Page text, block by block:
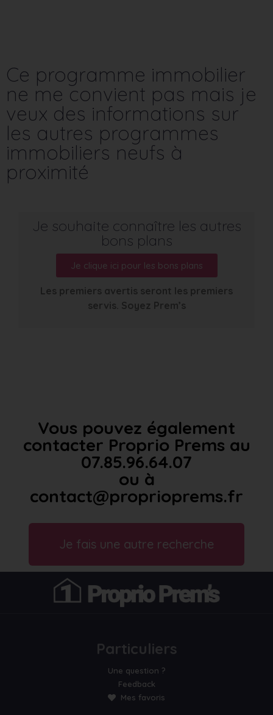
Ce programme immobilier
ne me convient pas mais je
veux des informations sur
les autres programmes
immobiliers neufs à
proximité
Je souhaite connaître les autres
bons plans
Je clique ici pour les bons plans
Les premiers avertis seront les premiers
servis. Soyez Prem’s
Vous pouvez également
contacter Proprio Prems au
07.85.96.64.07
ou à
contact@proprioprems.fr
Je fais une autre recherche
Particuliers
Une question ?
Feedback
Mes favoris